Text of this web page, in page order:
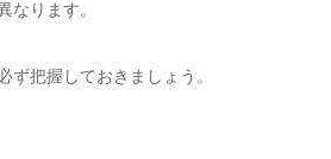
なります。
ず把握しておきましょう。